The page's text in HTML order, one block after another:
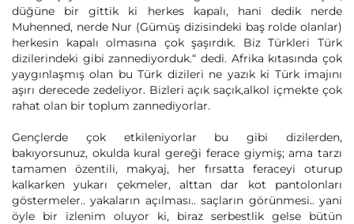
düğüne bir gittik ki herkes kapalı, hani dedik nerde
Muhenned, nerde Nur (Gümüş dizisindeki baş rolde olanlar)
herkesin kapalı olmasına çok şaşırdık. Biz Türkleri Türk
dizilerindeki gibi zannediyorduk.“ dedi. Afrika kıtasında çok
yaygınlaşmış olan bu Türk dizileri ne yazık ki Türk imajını
aşırı derecede zedeliyor. Bizleri açık saçık,alkol içmekte çok
rahat olan bir toplum zannediyorlar.
Gençlerde çok etkileniyorlar bu gibi dizilerden,
bakıyorsunuz, okulda kural gereği ferace giymiş; ama tarzı
tamamen özentili, makyaj, her fırsatta feraceyi oturup
kalkarken yukarı çekmeler, alttan dar kot pantolonları
göstermeler.. yakaların açılması.. saçların görünmesi.. yani
öyle bir izlenim oluyor ki, biraz serbestlik gelse bütün